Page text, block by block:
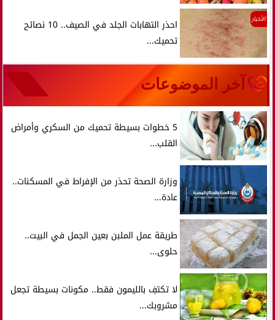
الأخبار
احذر التهابات الجلد في الصيف.. 10 نصائح
تحميك...
آخر الموضوعات
5 خطوات بسيطة تحميك من السكري وأمراض
القلب...
وزارة الصحة تحذر من الإفراط في المسكنات..
عادة...
طريقة عمل الملبن بعين الجمل في البيت..
حلوى...
لا تكتفِ بالليمون فقط.. مكونات بسيطة تجعل
مشروبك...